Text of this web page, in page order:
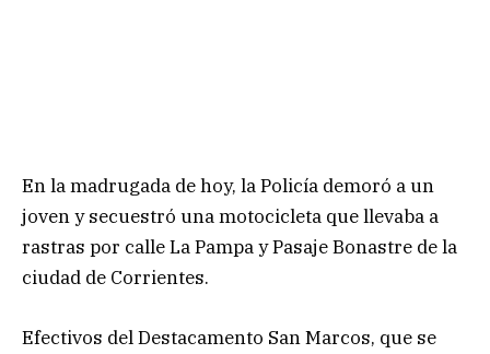
En la madrugada de hoy, la Policía demoró a un
joven y secuestró una motocicleta que llevaba a
rastras por calle La Pampa y Pasaje Bonastre de la
ciudad de Corrientes.
Efectivos del Destacamento San Marcos, que se